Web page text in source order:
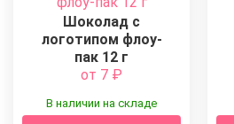
Шоколад с
логотипом флоу-
пак 12 г
от 7 ₽
В наличии на складе